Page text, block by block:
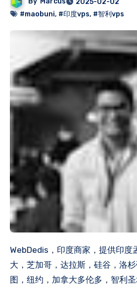
2025-02-02
#maobuni, #印度vps, #智利vps
WebDedis，印度商家，提供印度孟买，美国亚特兰
大，芝加哥，达拉斯，硅谷，洛
图，纽约，加拿大多伦多，智利